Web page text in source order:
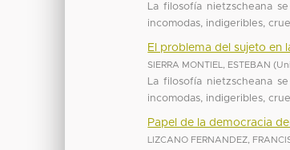
La filosofía nietzscheana
incomodas, indigeribles,
El problema del sujeto en
SIERRA MONTIEL, ESTEBAN (
La filosofía nietzscheana
incomodas, indigeribles,
Papel de la democracia
LIZCANO FERNANDEZ,